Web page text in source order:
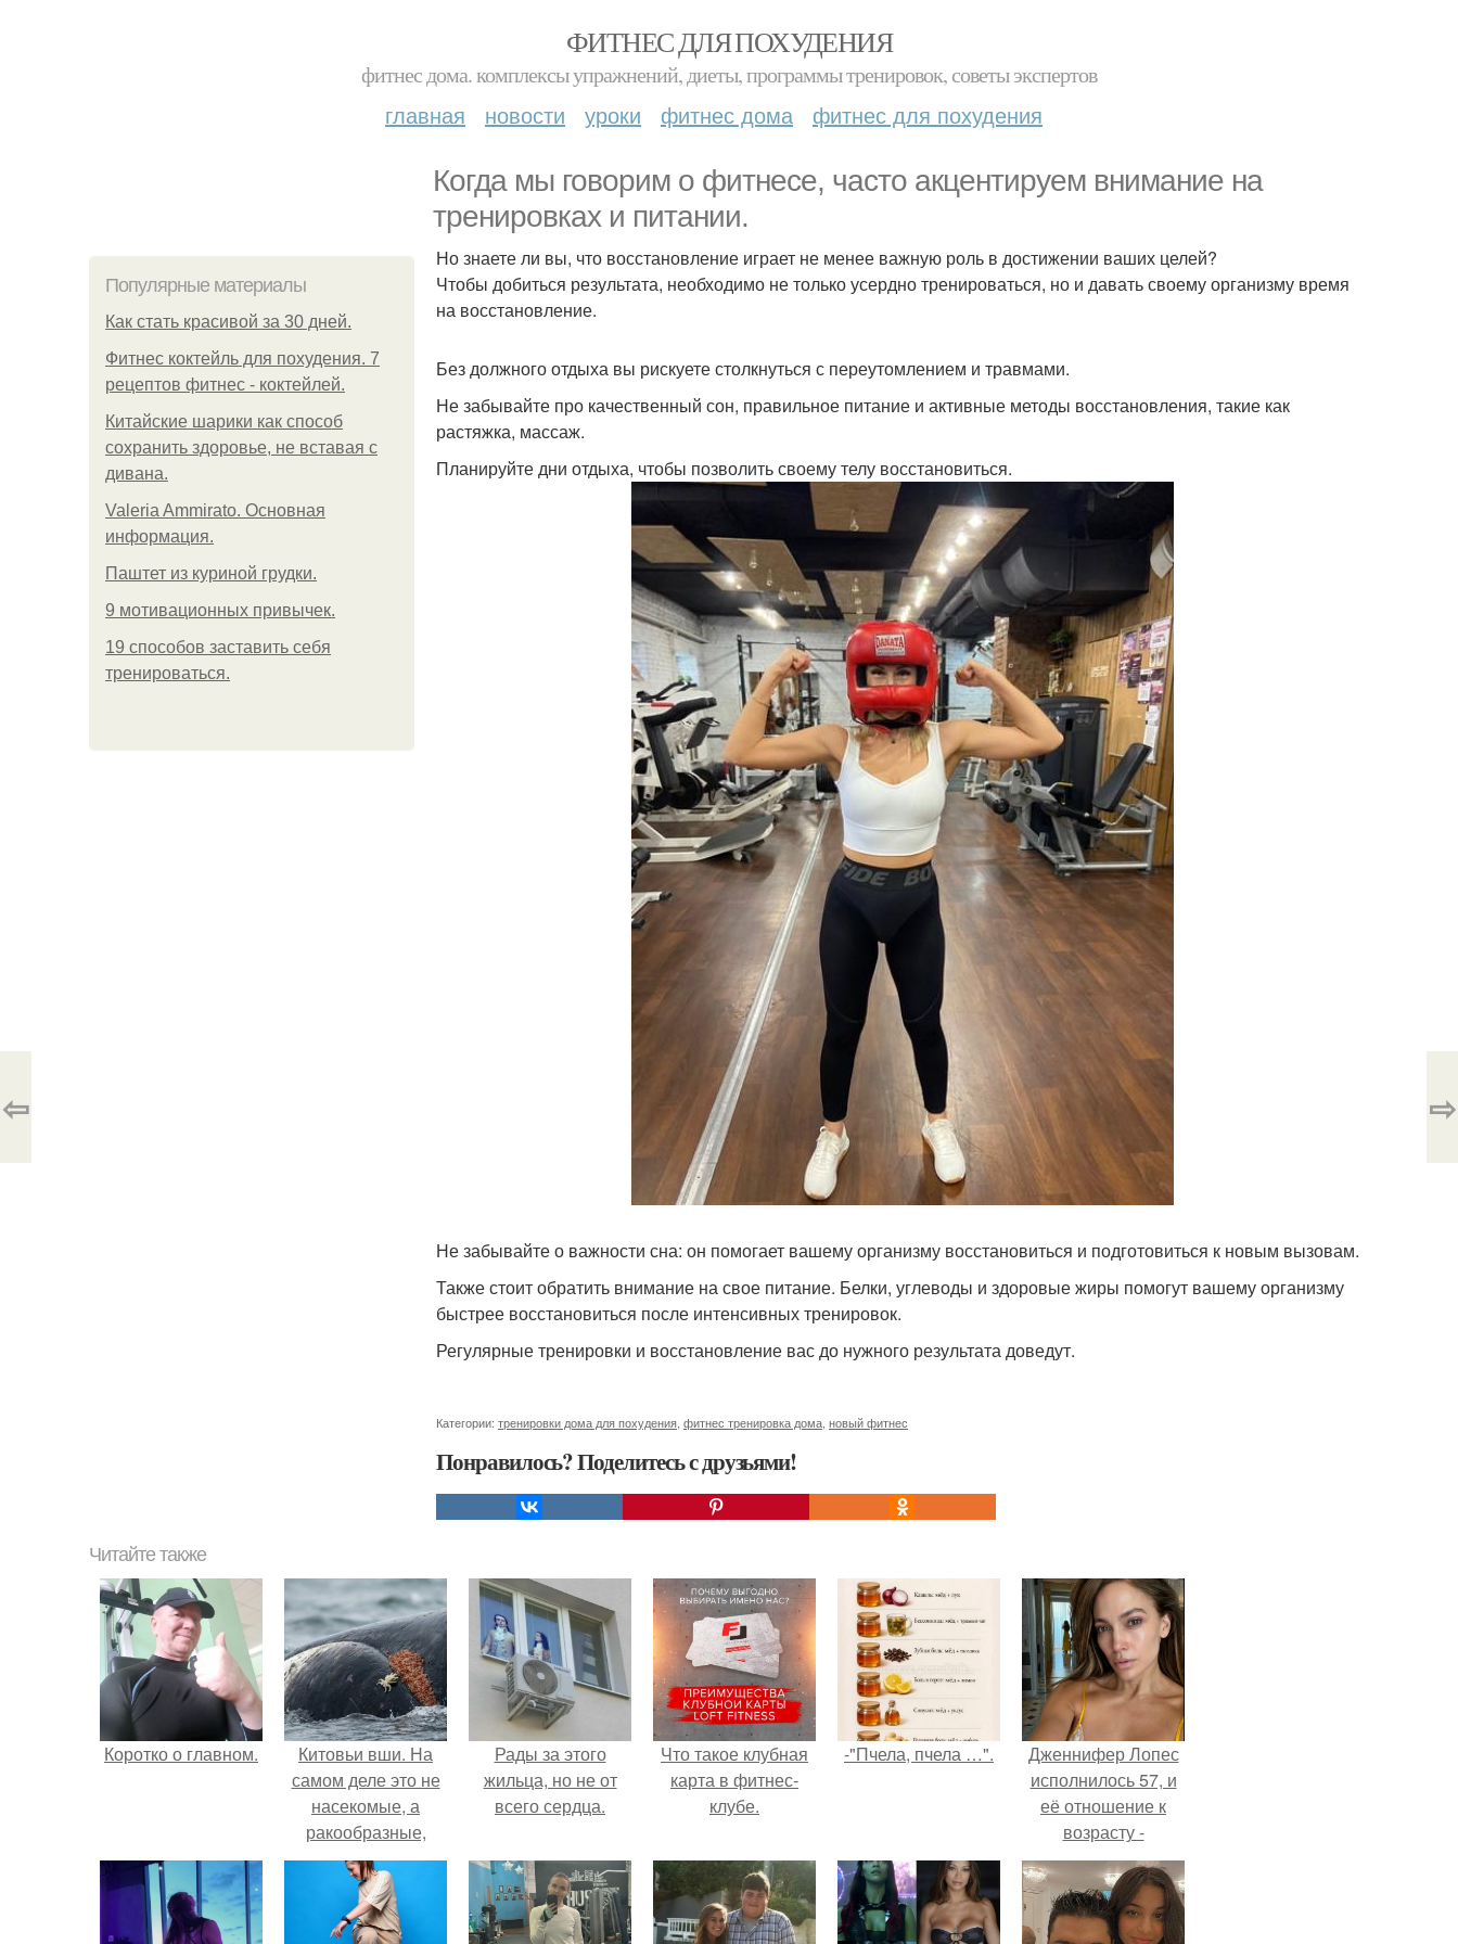
ФИТНЕС ДЛЯ ПОХУДЕНИЯ
фитнес дома. комплексы упражнений, диеты, программы тренировок, советы экспертов
главная новости уроки фитнес дома фитнес для похудения
Когда мы говорим о фитнесе, часто акцентируем внимание на
тренировках и питании.
Популярные материалы
Как стать красивой за 30 дней.
Фитнес коктейль для похудения. 7
рецептов фитнес - коктейлей.
Китайские шарики как способ
сохранить здоровье, не вставая с
дивана.
Valeria Ammirato. Основная
информация.
Паштет из куриной грудки.
9 мотивационных привычек.
19 способов заставить себя
тренироваться.
Но знаете ли вы, что восстановление играет не менее важную роль в достижении ваших целей?
Чтобы добиться результата, необходимо не только усердно тренироваться, но и давать своему организму время
на восстановление.
Без должного отдыха вы рискуете столкнуться с переутомлением и травмами.
Не забывайте про качественный сон, правильное питание и активные методы восстановления, такие как
растяжка, массаж.
Планируйте дни отдыха, чтобы позволить своему телу восстановиться.
Не забывайте о важности сна: он помогает вашему организму восстановиться и подготовиться к новым вызовам.
Также стоит обратить внимание на свое питание. Белки, углеводы и здоровые жиры помогут вашему организму
быстрее восстановиться после интенсивных тренировок.
Регулярные тренировки и восстановление вас до нужного результата доведут.
Категории: тренировки дома для похудения фитнес тренировка дома новый фитнес
Понравилось? Поделитесь с друзьями!
⇦ ⇨
Читайте также
Коротко о главном.
Китовьи вши. На
самом деле это не
насекомые, а
ракообразные,
относящиеся к
бокоплавам.
Рады за этого
жильца, но не от
всего сердца.
Что такое клубная
карта в фитнес-
клубе.
-"Пчела, пчела …".
Дженнифер Лопес
исполнилось 57, и
её отношение к
возрасту -
настоящий
манифест
уверенности: "не
говорите, что я